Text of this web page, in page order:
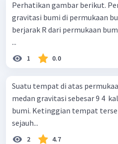
Perhatikan gambar berikut. Perbandingan kuat medan
gravitasi bumi di permukaan
berjarak R dari permukaan
...
1 0.0
Suatu tempat di atas
medan gravitasi sebesar 9 4
bumi. Ketinggian tempat
sejauh...
2 4.7